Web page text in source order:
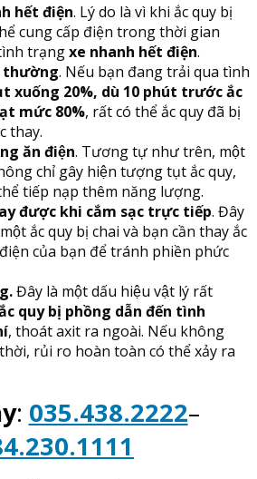
hết điện. Lý do là vì khi ắc quy bị
cung cấp điện trong thời gian
trạngxe nhanh hết điện.
thường. Nếu bạn đang trải qua tình
xuống 20%, dù 10 phút trước ắc
mức 80%, rất có thể ắc quy đã bị
thay.
ăn điện. Tương tự như trên, một
chỉ gây hiện tượng tụt ắc quy,
tiếp nạp thêm năng lượng.
được khi cắm sạc trực tiếp. Đây
ắc quy bị chai và bạn cần thay ắc
của bạn để tránh phiền phức
Đây là một dấu hiệu vật lý rất
quy bị phồng dẫn đến tình
, thoát axit ra ngoài. Nếu không
rủi ro hoàn toàn có thể xảy ra
: 035.438.2222–